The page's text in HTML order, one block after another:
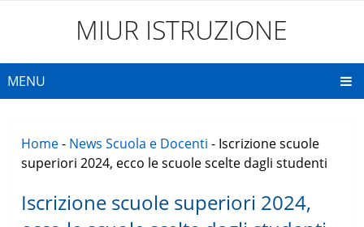
MIUR ISTRUZIONE
MENU
Home- News Scuola e Docenti - Iscrizione scuole
superiori 2024, ecco le scuole scelte dagli studenti
Iscrizione scuole superiori 2024,